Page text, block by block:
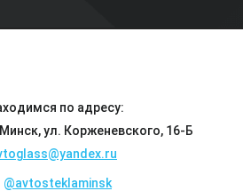
по адресу:
ул. Корженевского, 16-Б
@avtosteklaminsk